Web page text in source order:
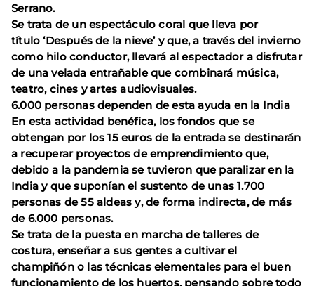
Serrano.
Se trata de un espectáculo coral que lleva por
título ‘Después de la nieve’ y que, a través del invierno
como hilo conductor, llevará al espectador a disfrutar
de una velada entrañable que combinará música,
teatro, cines y artes audiovisuales.
6.000 personas dependen de esta ayuda en la India
En esta actividad benéfica, los fondos que se
obtengan por los 15 euros de la entrada se destinarán
a recuperar proyectos de emprendimiento que,
debido a la pandemia se tuvieron que paralizar en la
India y que suponían el sustento de unas 1.700
personas de 55 aldeas y, de forma indirecta, de más
de 6.000 personas.
Se trata de la puesta en marcha de talleres de
costura, enseñar a sus gentes a cultivar el
champiñón o las técnicas elementales para el buen
funcionamiento de los huertos, pensando sobre todo